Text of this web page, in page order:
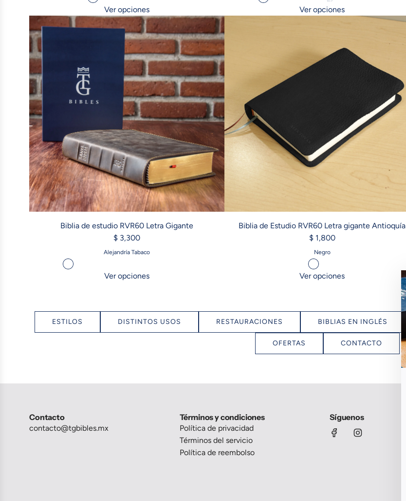
Ver opciones Ver opciones
Biblia de estudio RVR60 Letra Gigante
$ 3,300
Alejandría Tabaco
Ver opciones
Biblia de Estudio RVR60 Letra gigante Antioquía
$ 1,800
Negro
Ver opciones
ESTILOS DISTINTOS USOS RESTAURACIONES BIBLIAS EN INGLÉS
OFERTAS CONTACTO
Contacto
contacto@tgbibles.mx
Términos y condiciones
Política de privacidad
Términos del servicio
Política de reembolso
Síguenos